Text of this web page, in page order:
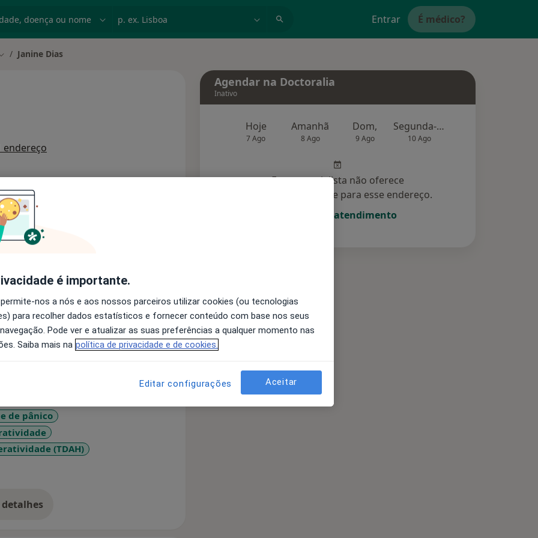
Entrar É médico?
de cidade
Janine Dias
endereço
Solicite um atendimento
Consultórios
do Minho, com especialização
profissional, conta com estágio na
Minho, atendendo crianças, adultos
na mesma Universidade,
de intervenção em grupo e
transversais na população
na Associação Lipac e Psicóloga
dedica-se a várias
medos, alterações
de pânico
(TDAH)
a experiência
Agendar na Doctoralia
Inativo
Hoje
7 Ago
Amanhã
8 Ago
Dom,
9 Ago
Segunda-feira
10 Ago
Esse especialista não oferece
agendamento online para esse endereço.
Solicite um atendimento
é importante.
nos a nós e aos nossos parceiros utilizar cookies (ou tecnologias
para recolher dados estatísticos e fornecer conteúdo com base nos seus
Pode ver e atualizar as suas preferências a qualquer momento nas
Saiba mais na política de privacidade e de cookies.
Editar configurações Aceitar